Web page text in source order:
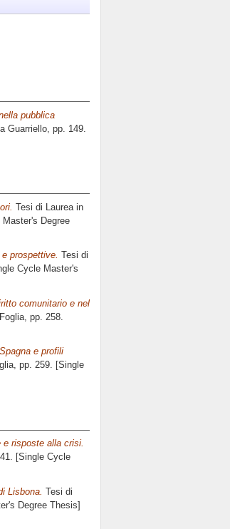
pubblica
Guarriello , pp. 149.
Tesi di Laurea in
Master's Degree
prospettive. Tesi di
Cycle Master's
comunitario e nel
, pp. 258.
e profili
, pp. 259. [Single
risposte alla crisi.
[Single Cycle
Lisbona. Tesi di
Degree Thesis]